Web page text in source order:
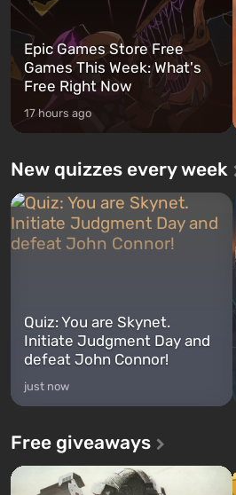
Epic Games Store Free
Games This Week: What's
Free Right Now
17 hours ago
New quizzes every week
Quiz: You are Skynet.
Initiate Judgment Day and
defeat John Connor!
just now
Free giveaways